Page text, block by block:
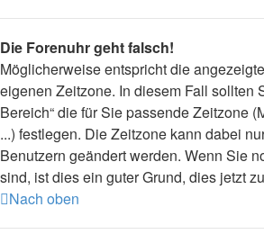
Die Forenuhr geht falsch!
Möglicherweise entspricht die
eigenen Zeitzone. In diesem Fall sollten
Bereich“ die für Sie passende Zeitzone
...) festlegen. Die Zeitzone kann dabei
Benutzern geändert werden. Wenn Sie
sind, ist dies ein guter Grund, dies jetzt
Nach oben